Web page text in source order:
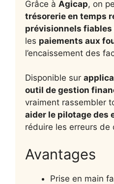
Grâce à Agicap, on
trésorerie en temps
prévisionnels fiables
les paiements aux
l’encaissement des
Disponible sur
outil de gestion
vraiment rassembler
aider le pilotage des
réduire les erreurs de
Avantages
Prise en main